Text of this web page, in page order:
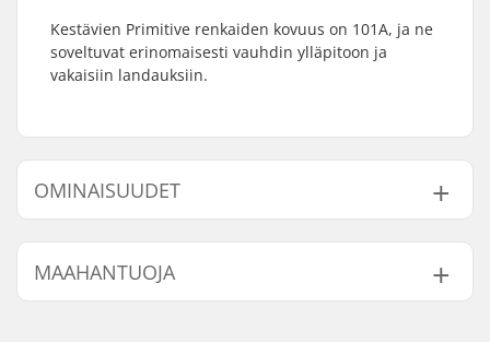
Kestävien Primitive renkaiden kovuus on 101A, ja ne
soveltuvat erinomaisesti vauhdin ylläpitoon ja
vakaisiin landauksiin.
OMINAISUUDET
Renkaan halkaisija:
53mm, 54mm
Laakerit:
Renkaan kovuus:
101A
MAAHANTUOJA